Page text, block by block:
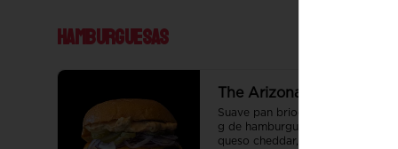
Hamburguesas
The Arizona Heat
Suave pan brioche de 10 cm, 100
g de hamburguesa de vacuno,
queso cheddar, pepinillo, cebolla,